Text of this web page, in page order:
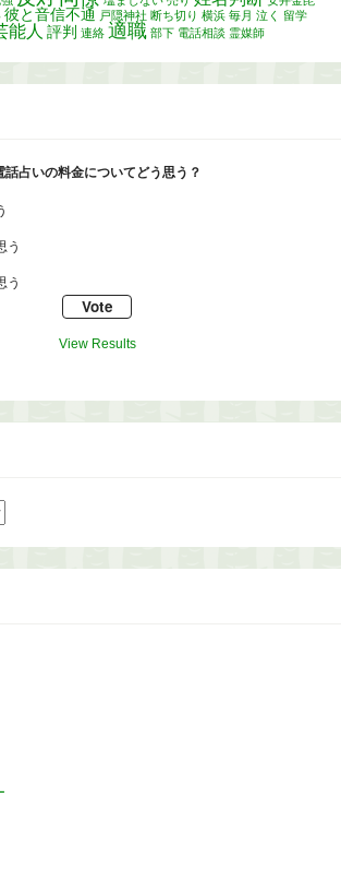
彼と音信不通 戸隠神社 断ち切り 横浜 毎月 泣く
留学
能人 評判 連絡 適職 部下 電話相談 霊媒師
話占いの料金についてどう思う？
う
う
View Results